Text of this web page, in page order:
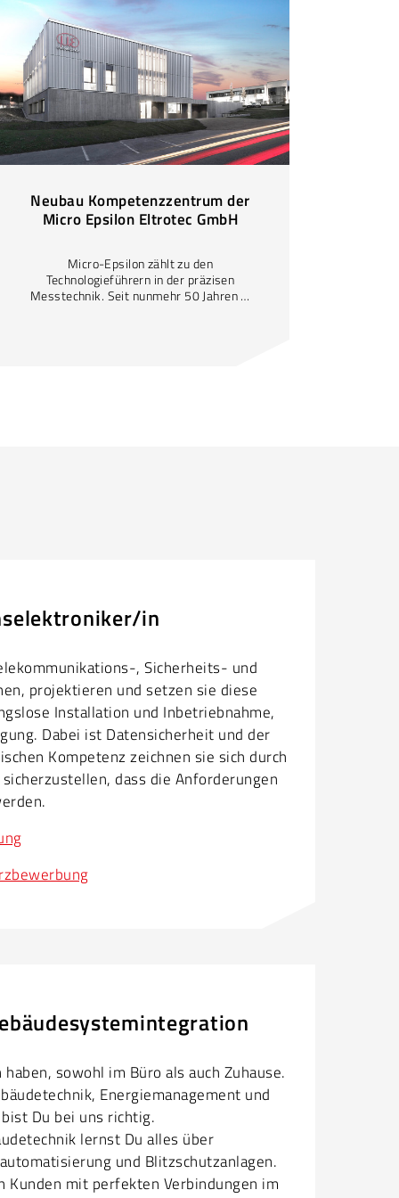
Neubau Kompetenzzentrum der
Micro Epsilon Eltrotec GmbH
Micro-Epsilon zählt zu den
Technologieführern in der präzisen
Messtechnik. Seit nunmehr 50 Jahren …
in
, Sicherheits- und
projektieren und setzen sie diese
Installation und Inbetriebnahme,
Dabei ist Datensicherheit und der
Kompetenz zeichnen sie sich durch
dass die Anforderungen
sowohl im Büro als auch Zuhause.
Energiemanagement und
Du bei uns richtig.
lernst Du alles über
und Blitzschutzanlagen.
mit perfekten Verbindungen im